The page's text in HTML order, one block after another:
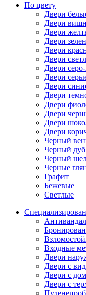
По цвету
Двери
Двери
Двери
Двери
Двери
Двери
Двери
Двери
Двери
Двери
Двери
Двери
Двери
Двери
Черный
Черный дуб
Черный
Черные
Графит
Бежевые
Светлые
Входные
Двери
Двери с
Двери с
Двери с